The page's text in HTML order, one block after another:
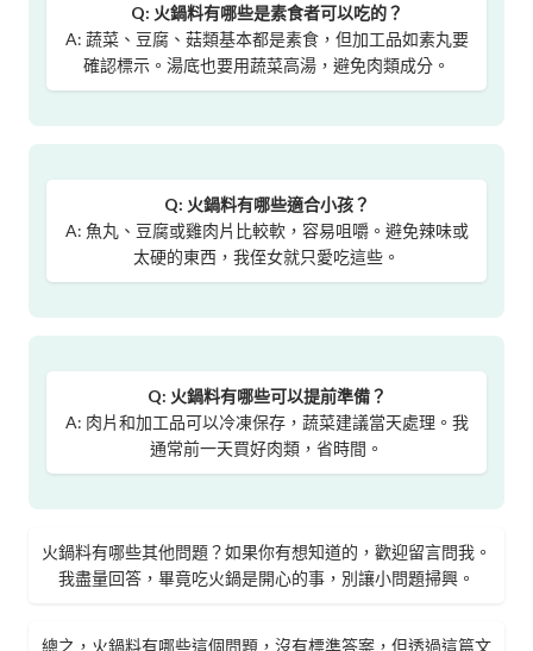
Q: 火鍋料有哪些是素食者可以吃的？
A: 蔬菜、豆腐、菇類基本都是素食，但加工品如素丸要
確認標示。湯底也要用蔬菜高湯，避免肉類成分。
Q: 火鍋料有哪些適合小孩？
A: 魚丸、豆腐或雞肉片比較軟，容易咀嚼。避免辣味或
太硬的東西，我侄女就只愛吃這些。
Q: 火鍋料有哪些可以提前準備？
A: 肉片和加工品可以冷凍保存，蔬菜建議當天處理。我
通常前一天買好肉類，省時間。
火鍋料有哪些其他問題？如果你有想知道的，歡迎留言問我。
我盡量回答，畢竟吃火鍋是開心的事，別讓小問題掃興。
總之，火鍋料有哪些這個問題，沒有標準答案，但透過這篇文